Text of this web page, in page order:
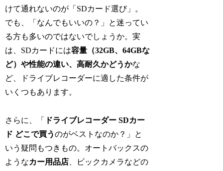
けて通れないのが「SDカード選び」。
でも、「なんでもいいの？」と迷ってい
る方も多いのではないでしょうか。実
は、SDカードには容量（32GB、64GBな
ど）や性能の違い、高耐久かどうかな
ど、ドライブレコーダーに適した条件が
いくつもあります。
さらに、「
ドライブレコーダー SDカー
ド どこで買うのがベストなのか？」と
いう疑問もつきもの。オートバックスの
ようなカー用品店 、ビックカメラなどの